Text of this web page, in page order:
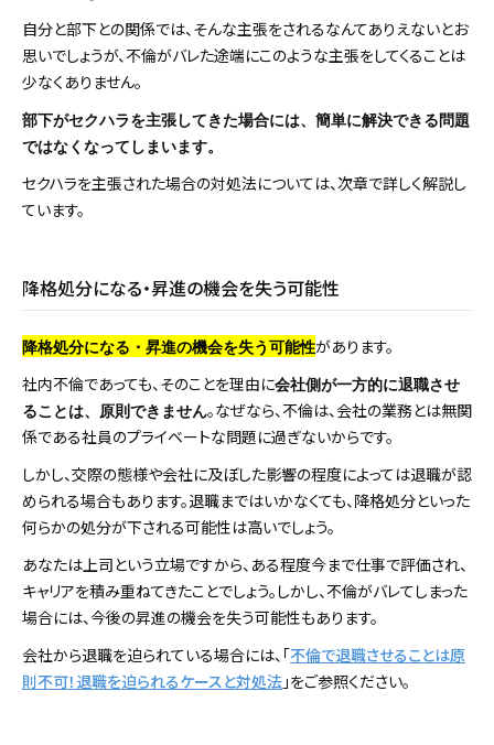
自分と部下との関係では、そんな主張をされるなんてありえないとお
思いでしょうが、不倫がバレた途端にこのような主張をしてくることは
少なくありません。
部下がセクハラを主張してきた場合には、簡単に解決できる問題
ではなくなってしまいます。
セクハラを主張された場合の対処法については、次章で詳しく解説し
ています。
降格処分になる・昇進の機会を失う可能性
降格処分になる・昇進の機会を失う可能性があります。
社内不倫であっても、そのことを理由に会社側が一方的に退職させ
ることは、原則できません。なぜなら、不倫は、会社の業務とは無関
係である社員のプライベートな問題に過ぎないからです。
しかし、交際の態様や会社に及ぼした影響の程度によっては退職が認
められる場合もあります。退職まではいかなくても、降格処分といった
何らかの処分が下される可能性は高いでしょう。
あなたは上司という立場ですから、ある程度今まで仕事で評価され、
キャリアを積み重ねてきたことでしょう。しかし、不倫がバレてしまった
場合には、今後の昇進の機会を失う可能性もあります。
会社から退職を迫られている場合には、「不倫で退職させることは原
則不可！退職を迫られるケースと対処法 」をご参照ください。